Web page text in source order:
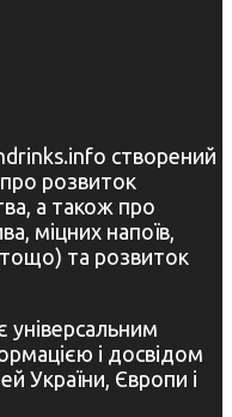
створений
про розвиток
а також про
міцних напоїв,
тощо) та розвиток
універсальним
і досвідом
України, Європи і